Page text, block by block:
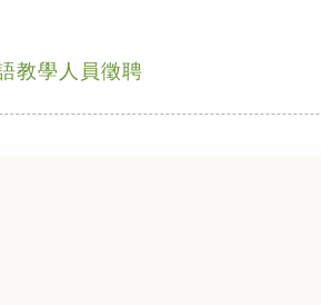
教學人員徵聘